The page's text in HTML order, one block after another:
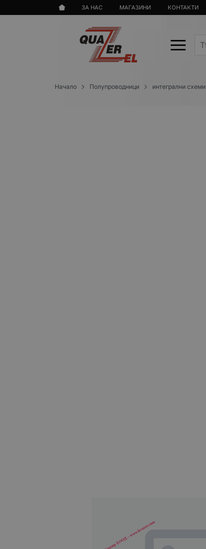
ЗА НАС МАГАЗИНИ КОНТАКТИ
Начало Полупроводници интегрални схеми